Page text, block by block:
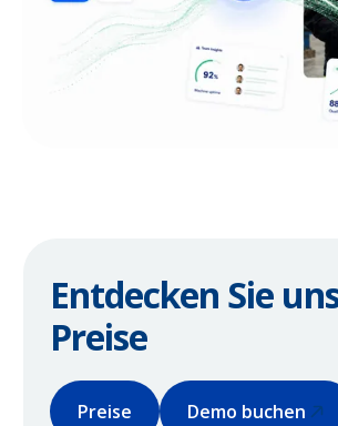
Entdecken Sie
Preise
Preise Demo buchen